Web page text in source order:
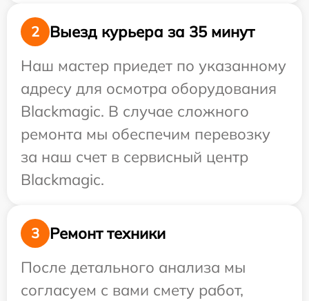
2
Выезд курьера за 35 минут
Наш мастер приедет по указанному
адресу для осмотра оборудования
Blackmagic. В случае сложного
ремонта мы обеспечим перевозку
за наш счет в сервисный центр
Blackmagic.
3
Ремонт техники
После детального анализа мы
согласуем с вами смету работ,